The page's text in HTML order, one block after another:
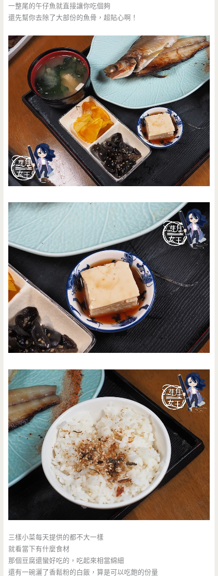
一整尾的午仔魚就直接讓你吃個夠
還先幫你去除了大部份的魚骨，超貼心啊！
三樣小菜每天提供的都不大一樣
就看當下有什麼食材
那個豆腐還蠻好吃的，吃起來相當綿細
還有一碗灑了香鬆粉的白飯，算是可以吃飽的份量